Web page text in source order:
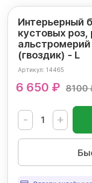
Интерьерный
кустовых роз,
(гвоздик) - L
Артикул: 14465
6 650 ₽ 8100
- +